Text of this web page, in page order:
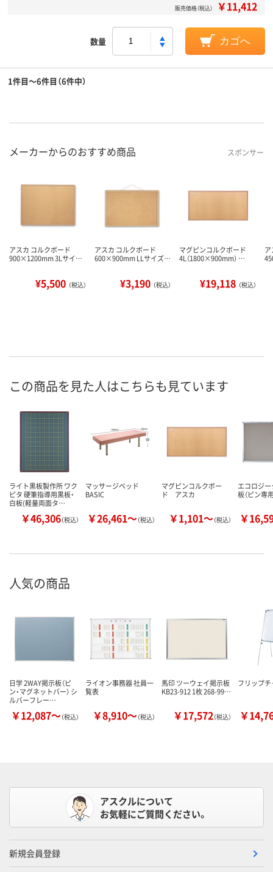
販売価格（税込） ￥11,412
数量 カゴへ
1件目～6件目（6件中）
メーカーからのおすすめ商品 スポンサー
アスカ コルクボード
900×1200mm 3Lサイ…
¥5,500 （税込）
アスカ コルクボード
600×900mm LLサイズ…
¥3,190 （税込）
マグピンコルクボード
4L（1800×900mm） …
¥19,118 （税込）
この商品を見た人はこちらも見ています
ライト黒板製作所 ワク
ピタ 硬筆指導用黒板・
白板(軽量両面タ…
￥46,306（税込）
マッサージベッド
BASIC
￥26,461～（税込）
マグピンコルクボー
ド アスカ
￥1,101～（税込）
エコロジ
板（ピン専
￥
人気の商品
日学 2WAY掲示板（ピ
ン・マグネットバー） シ
ルバーフレー…
￥12,087～（税込）
ライオン事務器 社員一
覧表
￥8,910～（税込）
馬印 ツーウェイ掲示板
KB23-912 1枚 268-99…
￥17,572（税込）
フリップ
￥
アスクルについて
お気軽にご質問ください。
新規会員登録